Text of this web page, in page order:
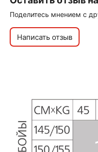
Поделитесь мнением с
Написать отзыв